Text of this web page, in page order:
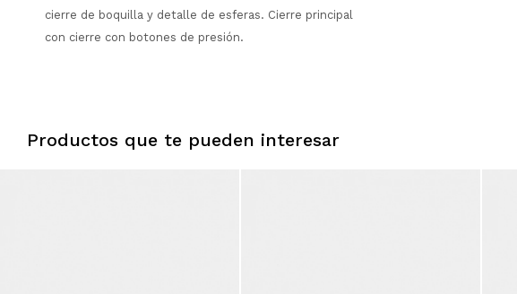
cierre de boquilla y detalle de esferas. Cierre principal
con cierre con botones de presión.
Productos que te pueden interesar